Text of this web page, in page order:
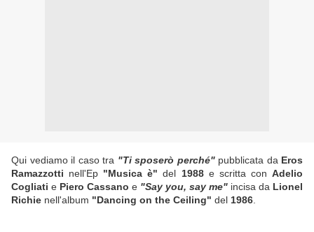
Qui vediamo il caso tra "Ti sposerò perché"pubblicata da Eros
Ramazzotti nell'Ep "Musica è" del 1988e scritta conAdelio
Cogliati e Piero Cassano e "Say you, say me" incisa da Lionel
Richie nell'album "Dancing on the Ceiling" del 1986